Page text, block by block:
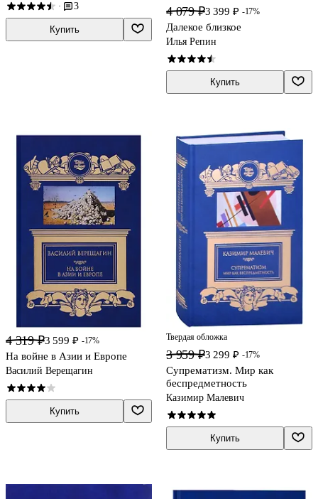
· 3
Купить
4 079 ₽3 399 ₽ -17%
Далекое близкое
Илья Репин
Купить
4 319 ₽3 599 ₽ -17%
На войне в Азии и Европе
Василий Верещагин
Купить
Твердая обложка
3 959 ₽3 299 ₽ -17%
Супрематизм. Мир как
беспредметность
Казимир Малевич
Купить